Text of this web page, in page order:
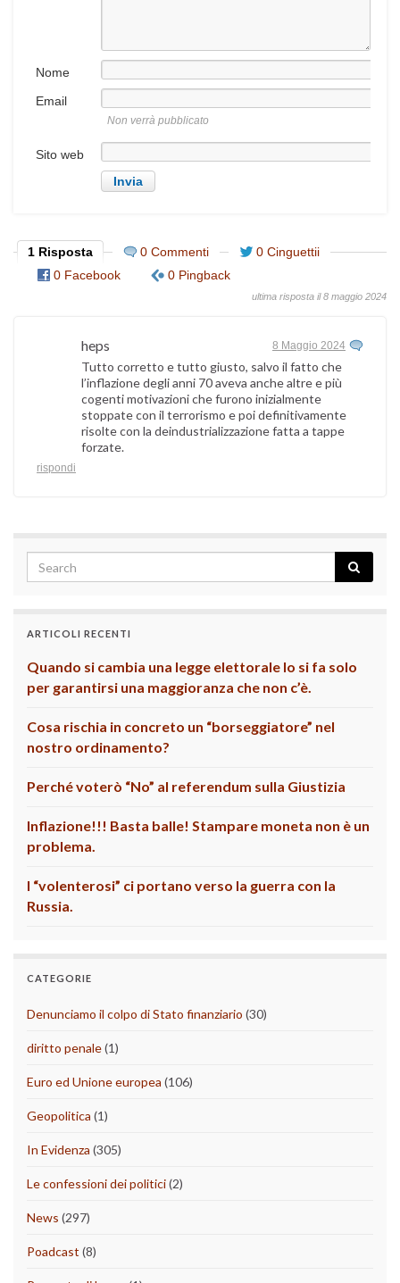
Nome
Email
Non verrà pubblicato
Sito web
1 Risposta 0 Commenti
0 Cinguettii
0 Facebook
0 Pingback
ultima risposta il 8 maggio 2024
heps 8 Maggio 2024
Tutto corretto e tutto giusto, salvo il fatto che
l’inflazione degli anni 70 aveva anche altre e più
cogenti motivazioni che furono inizialmente
stoppate con il terrorismo e poi definitivamente
risolte con la deindustrializzazione fatta a tappe
forzate.
rispondi
ARTICOLI RECENTI
Quando si cambia una legge elettorale lo si fa solo
per garantirsi una maggioranza che non c’è.
Cosa rischia in concreto un “borseggiatore” nel
nostro ordinamento?
Perché voterò “No” al referendum sulla Giustizia
Inflazione!!! Basta balle! Stampare moneta non è un
problema.
I “volenterosi” ci portano verso la guerra con la
Russia.
CATEGORIE
Denunciamo il colpo di Stato finanziario (30)
diritto penale(1)
Euro ed Unione europea (106)
Geopolitica (1)
In Evidenza (305)
Le confessioni dei politici(2)
News (297)
Poadcast (8)